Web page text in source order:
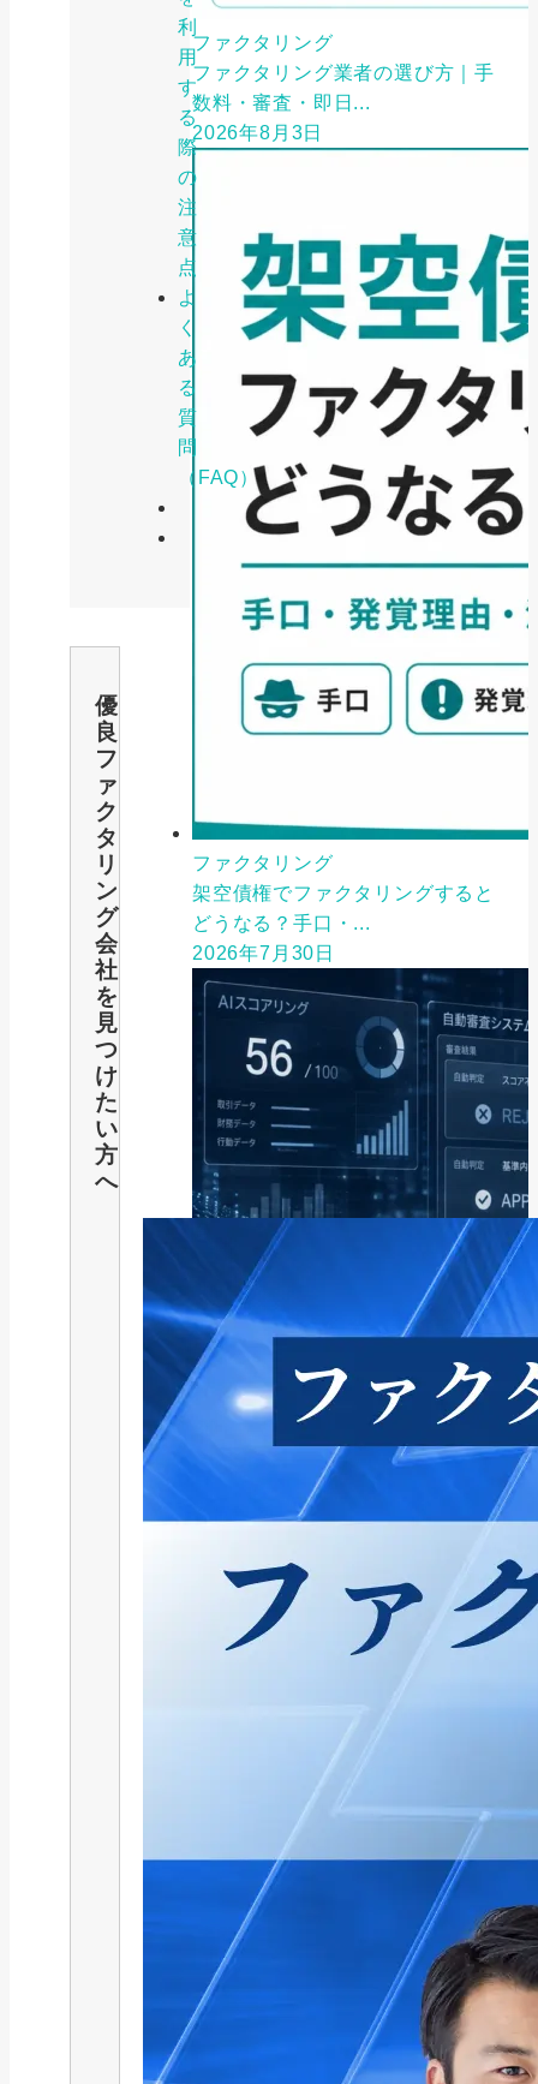
利
用
す
る
際
の
注
意
点
よ
く
あ
る
質
問
（FAQ）
優
良
フ
ァ
ク
タ
リ
ン
グ
会
社
を
見
つ
け
た
い
方
へ
ファクタリング
ファクタリング業者の選び方｜手
数料・審査・即日...
2026年8月3日
ファクタリング
架空債権でファクタリングすると
どうなる？手口・...
2026年7月30日
POPULAR